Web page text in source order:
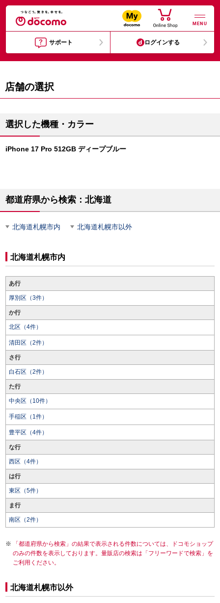
MENU
サポート ログインする
店舗の選択
選択した機種・カラー
iPhone 17 Pro 512GB ディープブルー
都道府県から検索：北海道
北海道札幌市内 北海道札幌市以外
北海道札幌市内
あ行
厚別区（3件）
か行
北区（4件）
清田区（2件）
さ行
白石区（2件）
た行
中央区（10件）
手稲区（1件）
豊平区（4件）
な行
西区（4件）
は行
東区（5件）
ま行
南区（2件）
「都道府県から検索」の結果で表示される件数については、ドコモショップ
のみの件数を表示しております。量販店の検索は「フリーワードで検索」を
ご利用ください。
北海道札幌市以外